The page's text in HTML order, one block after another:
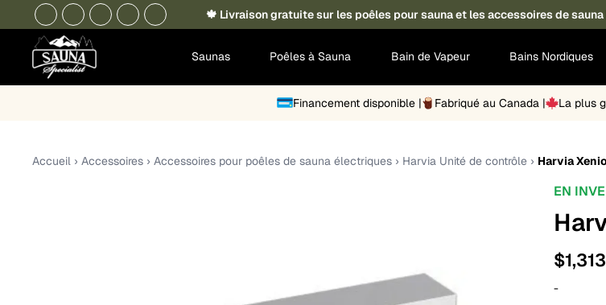
🍁 Livraison gratuite sur les poêles pour sauna et les accessoires de
Saunas Poêles à Sauna Bain de Vapeur Bains Nordiques
Financement disponible | Fabriqué au Canada | La plus
Accueil › Accessoires › Accessoires pour poêles de sauna électriques › Harvia Unité de contrôle › Harvia
EN
$
-